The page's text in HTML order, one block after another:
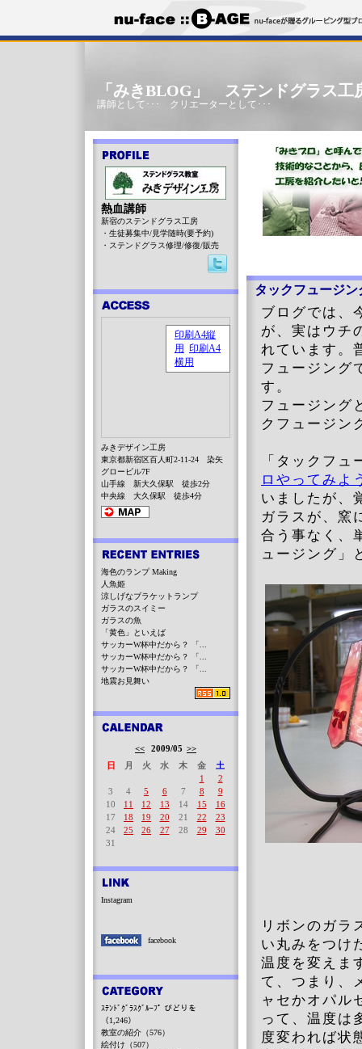
「みきBLOG」 ステンドグラス工
講師として･･･ クリエーターとして･･･
タックフュージン
ブログでは、
が、実はウチ
れています。
フュージング
す。
フュージング
クフュージン
「タックフ
ロやってみ
いましたが、
ガラスが、窯
合う事なく、
ュージング」
リボンのガラ
い丸みをつけ
温度を変えま
て、つまり、
ャセかオパル
って、温度は
度変われば状
熱血講師
新宿のステンドグラス工房
・生徒募集中/見学随時(要予約)
・ステンドグラス修理/修復/販売
みきデザイン工房
東京都新宿区百人町2-11-24 染矢
グロービル7F
山手線 新大久保駅 徒歩2分
中央線 大久保駅 徒歩4分
海色のランプ Making
人魚姫
涼しげなブラケットランプ
ガラスのスイミー
ガラスの魚
「黄色」といえば
サッカーW杯中だから？ 「...
サッカーW杯中だから？ 「...
サッカーW杯中だから？ 「...
地震お見舞い
<< 2009/05 >>
日
月 火 水 木 金
土
1
2
3
4 5 6 7 8
9
10
11 12 13 14 15
16
17
18 19 20 21 22
23
24
25 26 27 28 29
30
31
Instagram
facebook
ｽﾃﾝﾄﾞｸﾞﾗｽｸﾞﾙｰﾌﾟ びどりを
（1,246）
教室の紹介（576）
絵付け（507）